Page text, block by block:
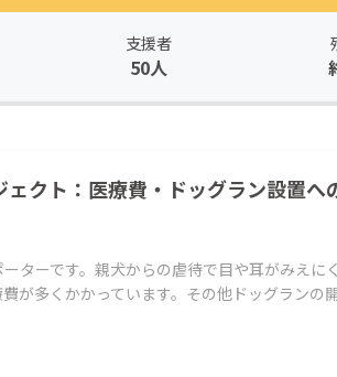
支援者
50人
ェクト：医療費・ドッグラン設置へ
ターです。親犬からの虐待で目や耳がみえに
が多くかかっています。その他ドッグランの